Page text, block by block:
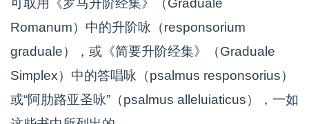
可取用《罗马升阶经集》（Graduale
Romanum）中的升阶咏（responsorium
graduale），或《简要升阶经集》（Graduale
Simplex）中的答唱咏（psalmus responsorius）
或“阿肋路亚圣咏”（psalmus alleluiaticus），一如